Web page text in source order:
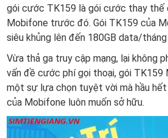
gói cước TK159 là gói cước thay thế
Mobifone trước đó. Gói TK159 của
siêu khủng lên đến 180GB data/
Vừa thả ga truy cập mạng, lại không
vấn đề cước phí gọi thoại, gói TK159
một sự lựa chọn tuyệt vời mà hầu
của Mobifone luôn muốn sở hữu.